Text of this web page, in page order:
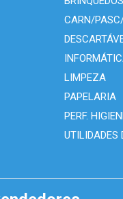
CARN/
LIMPEZA
PAPELARIA
PERF.
UTILIDADES